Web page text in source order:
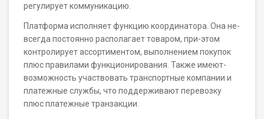
регулирует коммуникацию.
Платформа исполняет функцию координатора. Она не-
всегда постоянно располагает товаром, при-этом
контролирует ассортиментом, выполнением покупок
плюс правилами функционирования. Также имеют-
возможность участвовать транспортные компании и
платежные службы, что поддерживают перевозку
плюс платежные транзакции.